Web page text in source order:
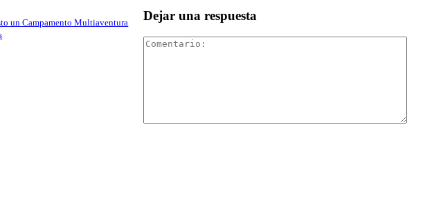
un Campamento Multiaventura
Dejar una respuesta